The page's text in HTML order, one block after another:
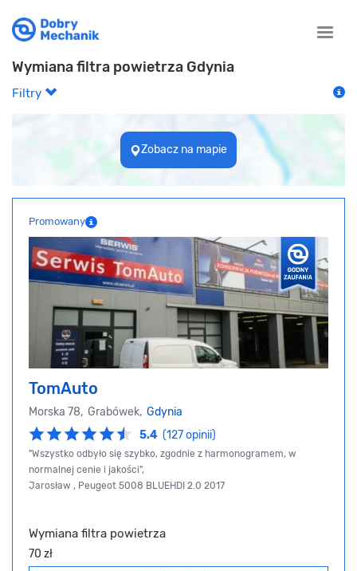
Toggle
Wymiana filtra powietrza Gdynia
Filtry
Zobacz na mapie
Promowany
TomAuto
Morska 78, Grabówek, Gdynia
5.4 (127 opinii)
"Wszystko odbyło się szybko, zgodnie z harmonogramem, w
normalnej cenie i jakości",
Jarosław , Peugeot 5008 BLUEHDI 2.0 2017
Wymiana filtra powietrza
70 zł